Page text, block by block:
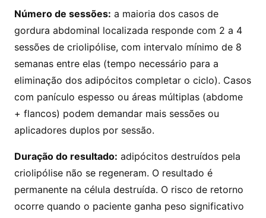
Número de sessões: a maioria dos casos de
gordura abdominal localizada responde com 2 a 4
sessões de criolipólise, com intervalo mínimo de 8
semanas entre elas (tempo necessário para a
eliminação dos adipócitos completar o ciclo). Casos
com panículo espesso ou áreas múltiplas (abdome
+ flancos) podem demandar mais sessões ou
aplicadores duplos por sessão.
Duração do resultado: adipócitos destruídos pela
criolipólise não se regeneram. O resultado é
permanente na célula destruída. O risco de retorno
ocorre quando o paciente ganha peso significativo